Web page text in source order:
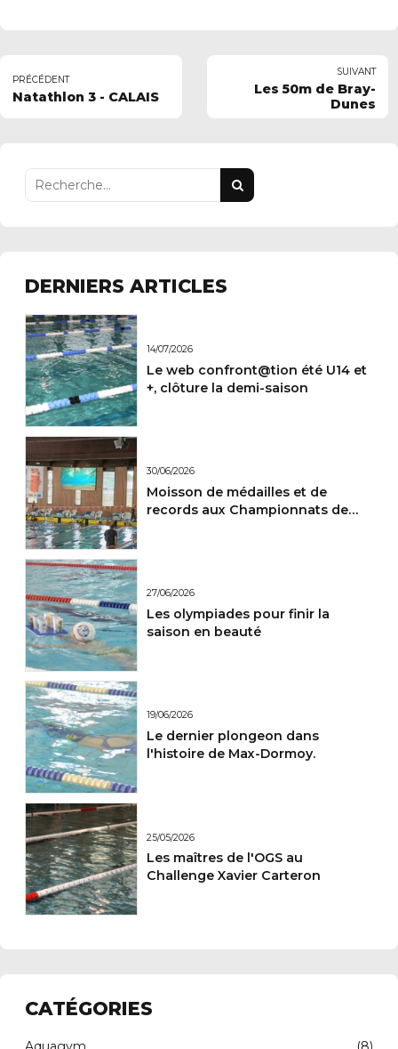
PRÉCÉDENT
Natathlon 3 - CALAIS
SUIVANT
Les 50m de Bray-
Dunes
DERNIERS ARTICLES
14/07/2026
Le web confront@tion été U14 et
+, clôture la demi-saison
30/06/2026
Moisson de médailles et de
records aux Championnats de
27/06/2026
Les olympiades pour finir la
saison en beauté
19/06/2026
Le dernier plongeon dans
l'histoire de Max-Dormoy.
25/05/2026
Les maîtres de l'OGS au
Challenge Xavier Carteron
CATÉGORIES